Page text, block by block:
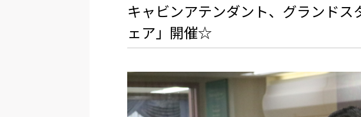
キャビンアテンダント、グランド
ェア」開催☆